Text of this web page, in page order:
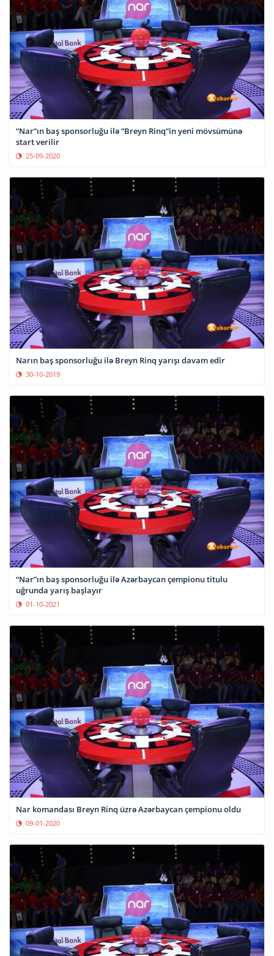
“Nar”ın baş sponsorluğu ilə “Breyn Rinq”in yeni mövsümünə
start verilir
25-09-2020
Narın baş sponsorluğu ilə Breyn Rinq yarışı davam edir
30-10-2019
“Nar”ın baş sponsorluğu ilə Azərbaycan çempionu titulu
uğrunda yarış başlayır
01-10-2021
Nar komandası Breyn Rinq üzrə Azərbaycan çempionu oldu
09-01-2020